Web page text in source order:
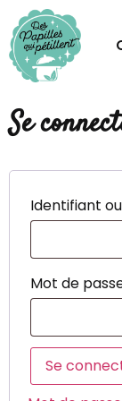
Se
Identifiant
Mot de
Se